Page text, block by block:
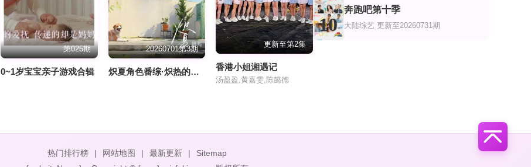
第025期
0~1岁宝宝亲子游戏合辑
20260701第3期
炽夏角色番综·炽热的夏天
更新至第2集
香港小姐湘遇记
汤盈盈,黄嘉雯,陈懿德
10
奔跑吧第十季
大陆综艺 更新至20260731期
热门排行榜 | 网站地图 | 最新更新 |
Sitemap